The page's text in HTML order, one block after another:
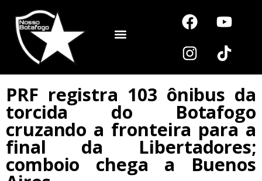
PRF registra 103 ônibus da
torcida do Botafogo
cruzando a fronteira para a
final da Libertadores;
comboio chega a Buenos